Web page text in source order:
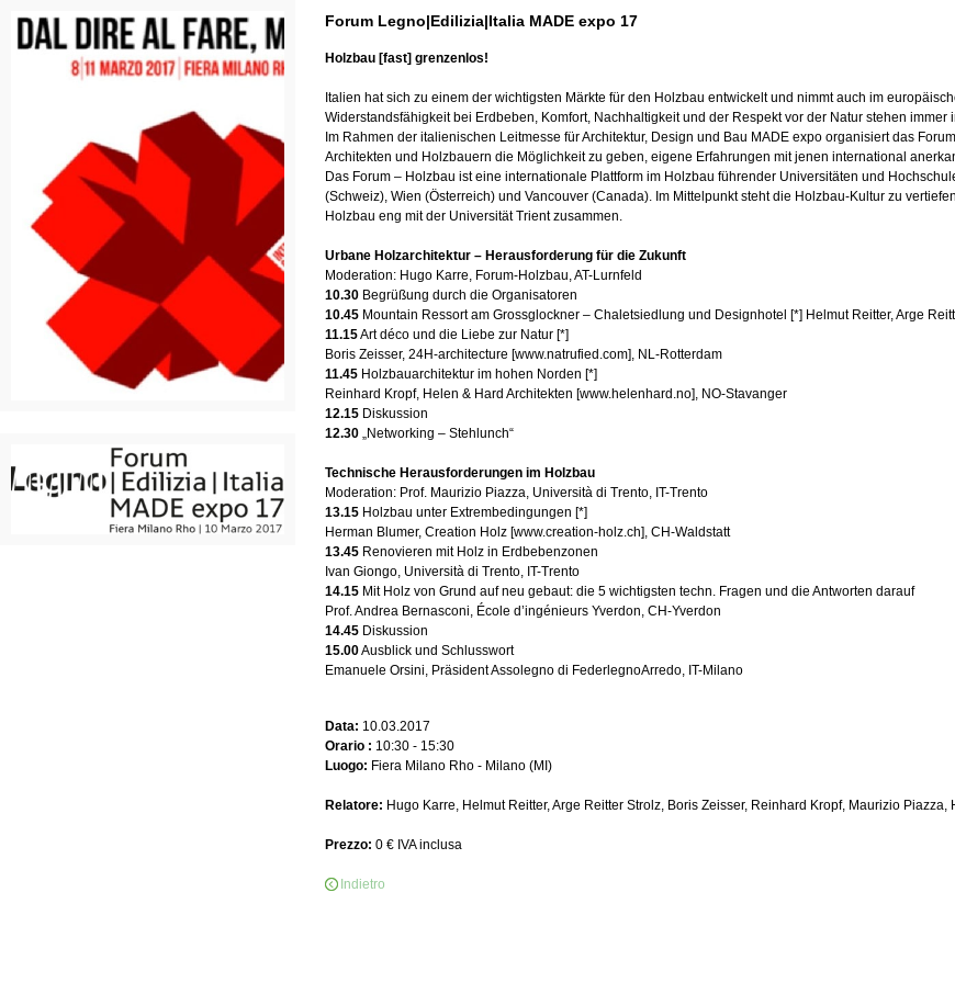
Forum Legno|Edilizia|Italia MADE expo 17
Holzbau [fast] grenzenlos!
​Italien hat sich zu einem der wichtigsten Märkte für den Holzbau entwickelt und nimmt auch im
Widerstandsfähigkeit bei Erdbeben, Komfort, Nachhaltigkeit und der Respekt vor der Natur stehen
Im Rahmen der italienischen Leitmesse für Architektur, Design und Bau MADE expo organisiert das
Architekten und Holzbauern die Möglichkeit zu geben, eigene Erfahrungen mit jenen international
Das Forum – Holzbau ist eine internationale Plattform im Holzbau führender Universitäten und
(Schweiz), Wien (Österreich) und Vancouver (Canada). Im Mittelpunkt steht die Holzbau-Kultur zu
Holzbau eng mit der Universität Trient zusammen.
​Urbane Holzarchitektur – Herausforderung für die Zukunft
Moderation: Hugo Karre, Forum-Holzbau, AT-Lurnfeld
10.30Begrüßung durch die Organisatoren
10.45Mountain Ressort am Grossglockner – Chaletsiedlung und Designhotel [*] Helmut Reitter, Arge
11.15Art déco und die Liebe zur Natur [*]
Boris Zeisser, 24H-architecture [www.natrufied.com], NL-Rotterdam
11.45Holzbauarchitektur im hohen Norden [*]
Reinhard Kropf, Helen & Hard Architekten [www.helenhard.no], NO-Stavanger
12.15Diskussion
12.30„Networking – Stehlunch“
Technische Herausforderungen im Holzbau
Moderation: Prof. Maurizio Piazza, Università di Trento, IT-Trento
13.15Holzbau unter Extrembedingungen [*]
Herman Blumer, Creation Holz [www.creation-holz.ch], CH-Waldstatt
13.45 Renovieren mit Holz in Erdbebenzonen
Ivan Giongo, Università di Trento, IT-Trento
14.15Mit Holz von Grund auf neu gebaut: die 5 wichtigsten techn. Fragen und die Antworten darauf
Prof. Andrea Bernasconi, École d’ingénieurs Yverdon, CH-Yverdon
14.45Diskussion
15.00Ausblick und Schlusswort
Emanuele Orsini, Präsident Assolegno di FederlegnoArredo, IT-Milano
Data: 10.03.2017
Orario : 10:30 - 15:30
Luogo: Fiera Milano Rho - Milano (MI)
Relatore: Hugo Karre, Helmut Reitter, Arge Reitter Strolz, Boris Zeisser, Reinhard Kropf, Maurizio
Prezzo: 0 € IVA inclusa
Indietro